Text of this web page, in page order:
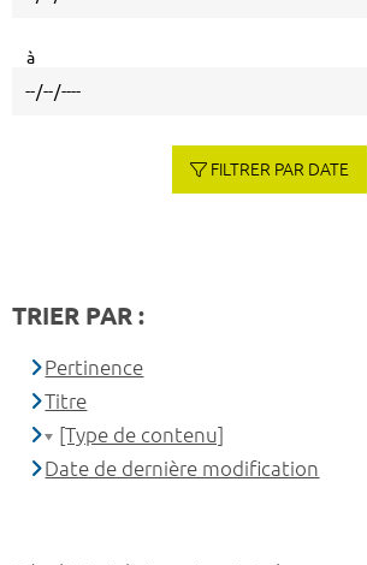
à
FILTRER PAR DATE
TRIER PAR :
Pertinence
Titre
[Type de contenu]
Date de dernière modification